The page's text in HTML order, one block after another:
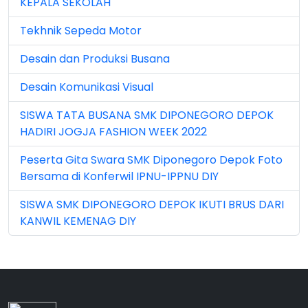
Jun 2025 (1)
Jun 2026 (5)
Mar 2023 (8)
Mar 2024 (1)
Mar 2026 (3)
May 2026 (16)
Nov 2022 (101)
Nov 2023 (5)
Nov 2025 (15)
Tekhnik Sepeda Motor
Desain dan Produksi Busana
Desain Komunikasi Visual
SISWA TATA BUSANA SMK DIPONEGORO DEPOK
HADIRI JOGJA FASHION WEEK 2022
Peserta Gita Swara SMK Diponegoro Depok Foto
Bersama di Konferwil IPNU-IPPNU DIY
SISWA SMK DIPONEGORO DEPOK IKUTI BRUS DARI
KANWIL KEMENAG DIY